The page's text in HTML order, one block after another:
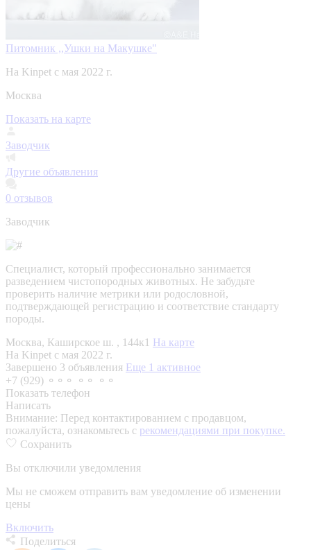
Питомник ,,Ушки на Макушке"
На Kinpet c мая 2022 г.
Москва
Показать на карте
Заводчик
Другие объявления
0 отзывов
Заводчик
Специалист, который профессионально занимается
разведением чистопородных животных. Не забудьте
проверить наличие метрики или родословной,
подтверждающей регистрацию и соответствие стандарту
породы.
Москва, Каширское ш. , 144к1 На карте
На Kinpet c мая 2022 г.
Завершено 3 объявления Еще 1 активное
+7 (929) ⚬⚬⚬ ⚬⚬ ⚬⚬
Показать телефон
Написать
Внимание: Перед контактированием с продавцом,
пожалуйста, ознакомьтесь с рекомендациями при покупке.
Сохранить
Вы отключили уведомления
Мы не сможем отправить вам уведомление об изменении
цены
Включить
Поделиться